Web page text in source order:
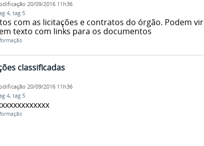
20/09/2016 11h36
4, tag 5
com as licitações e contratos do órgão. Podem vir
texto com links para os documentos
classificadas
20/09/2016 11h36
4, tag 5